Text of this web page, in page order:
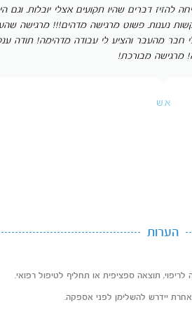
דברים שהיו תקועים אצלי יובלות. וגם
נענות. פשוט מרגישה מדהים!!! מרגישה
חבר מהעבר והציע לי עבודה מדהימה! תודה
מרגישה מבורכת!
א.ש
הערות
תוצאה ספציפית או תחליף לטיפול רפואי.
יידרש להשלימן לפני אספקה.